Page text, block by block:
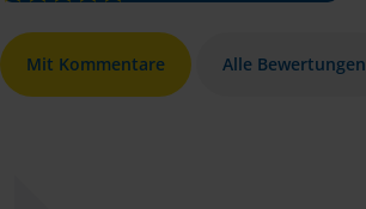
Mit Kommentare Alle Bewertungen